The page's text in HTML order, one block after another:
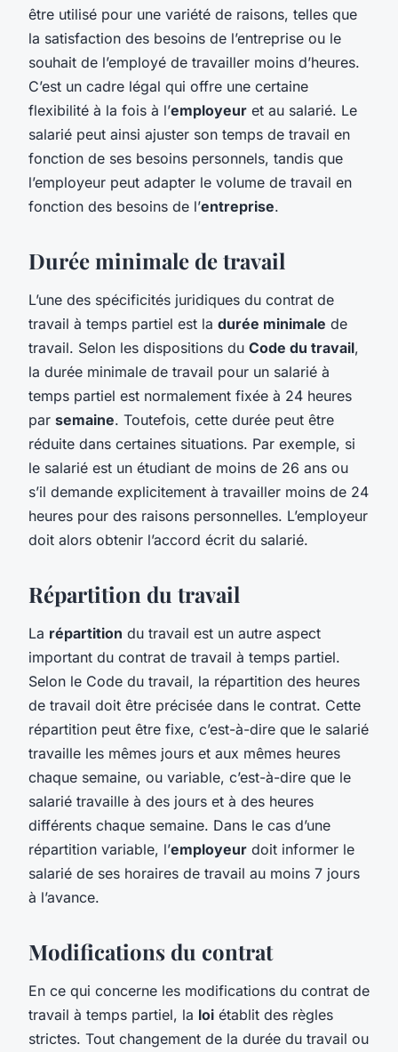
être utilisé pour une variété de raisons, telles que
la satisfaction des besoins de l’entreprise ou le
souhait de l’employé de travailler moins d’heures.
C’est un cadre légal qui offre une certaine
flexibilité à la fois à l’employeur et au salarié. Le
salarié peut ainsi ajuster son temps de travail en
fonction de ses besoins personnels, tandis que
l’employeur peut adapter le volume de travail en
fonction des besoins de l’entreprise.
Durée minimale de travail
L’une des spécificités juridiques du contrat de
travail à temps partiel est la durée minimale de
travail. Selon les dispositions du Code du travail,
la durée minimale de travail pour un salarié à
temps partiel est normalement fixée à 24 heures
par semaine. Toutefois, cette durée peut être
réduite dans certaines situations. Par exemple, si
le salarié est un étudiant de moins de 26 ans ou
s’il demande explicitement à travailler moins de 24
heures pour des raisons personnelles. L’employeur
doit alors obtenir l’accord écrit du salarié.
Répartition du travail
La répartition du travail est un autre aspect
important du contrat de travail à temps partiel.
Selon le Code du travail, la répartition des heures
de travail doit être précisée dans le contrat. Cette
répartition peut être fixe, c’est-à-dire que le salarié
travaille les mêmes jours et aux mêmes heures
chaque semaine, ou variable, c’est-à-dire que le
salarié travaille à des jours et à des heures
différents chaque semaine. Dans le cas d’une
répartition variable, l’employeur doit informer le
salarié de ses horaires de travail au moins 7 jours
à l’avance.
Modifications du contrat
En ce qui concerne les modifications du contrat de
travail à temps partiel, la loi établit des règles
strictes. Tout changement de la durée du travail ou